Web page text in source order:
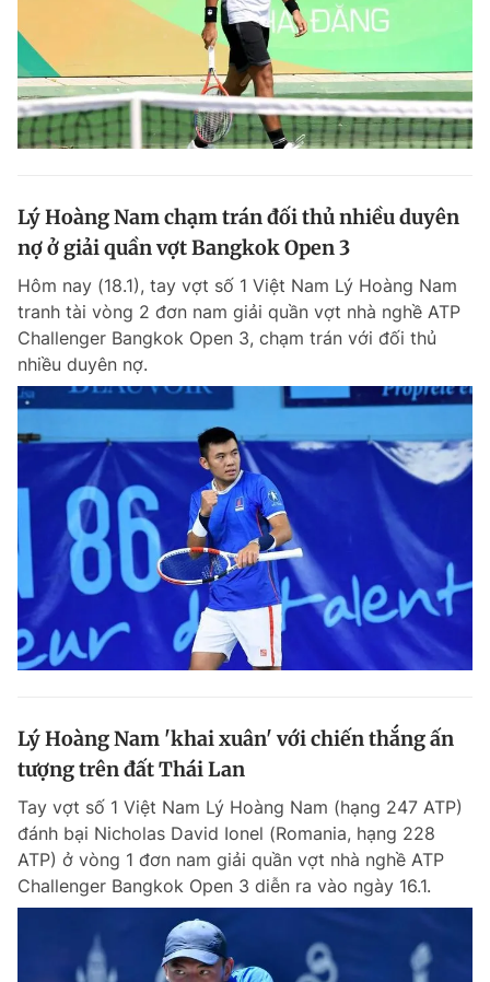
0908 780 404
Đặt báo Quảng cáo RSS Tòa soạn Chính sách bảo
Tổng biên tập: Nguyễn Ngọc Toàn
Phó tổng biên tập thường trực: Hải Thành
Phó tổng biên tập: Lâm Hiếu Dũng
Giấy phép xuất bản số 110/GP - BTTTT cấp ngày 24.3.2020
© 2003-2026 Bản quyền thuộc về Báo Thanh Niên. Cấm sao chép
Phát triển bởi ePi Technologies, JSC.
Lý Hoàng Nam chạm trán đối thủ nhiều duyên
nợ ở giải quần vợt Bangkok Open 3
Hôm nay (18.1), tay vợt số 1 Việt Nam Lý Hoàng Nam
tranh tài vòng 2 đơn nam giải quần vợt nhà nghề ATP
Challenger Bangkok Open 3, chạm trán với đối thủ
nhiều duyên nợ.
Lý Hoàng Nam 'khai xuân' với chiến thắng ấn
tượng trên đất Thái Lan
Tay vợt số 1 Việt Nam Lý Hoàng Nam (hạng 247 ATP)
đánh bại Nicholas David Ionel (Romania, hạng 228
ATP) ở vòng 1 đơn nam giải quần vợt nhà nghề ATP
Challenger Bangkok Open 3 diễn ra vào ngày 16.1.